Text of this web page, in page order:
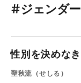
#ジェンダ
性別を決めな
聖秋流（せしる）